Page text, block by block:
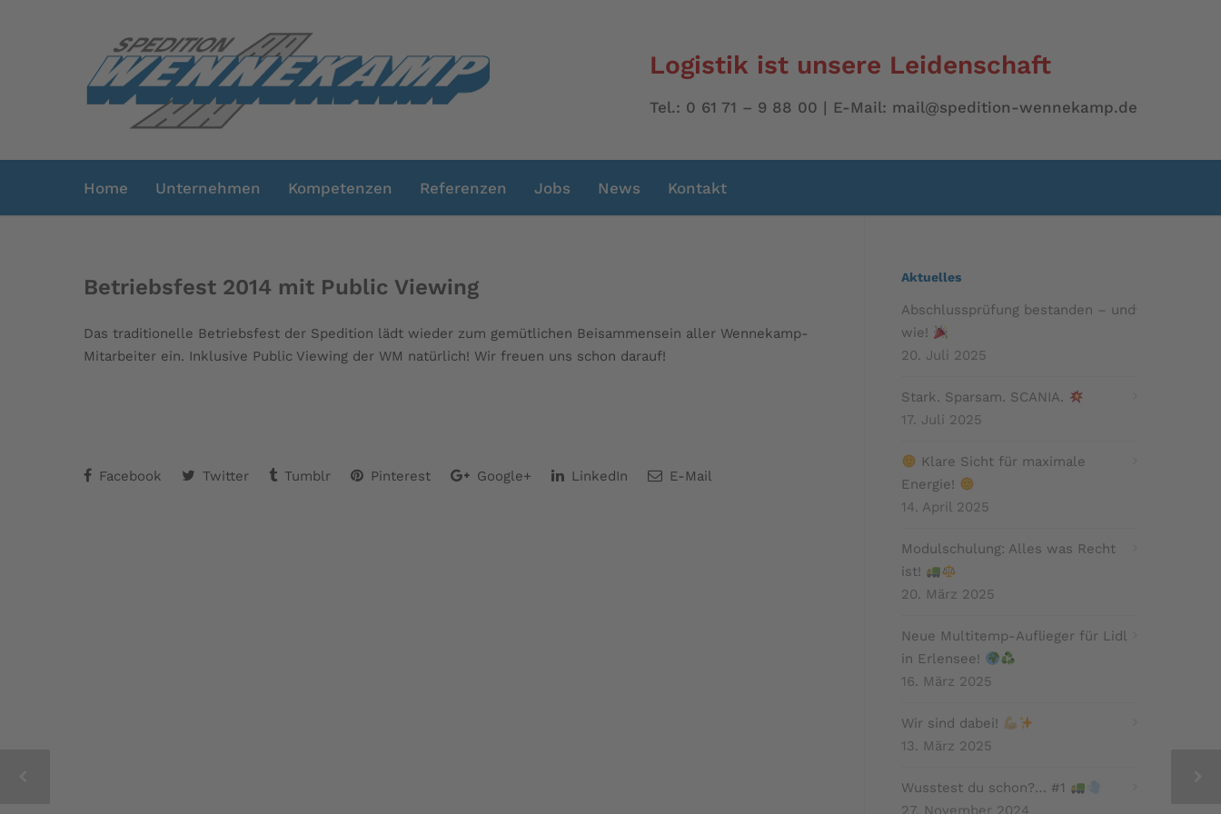
Logistik ist unsere Leidenschaft
Tel.: 0 61 71 – 9 88 00 | E-Mail: mail@spedition-wennekamp.de
Home Unternehmen Kompetenzen Referenzen Jobs News Kontakt
Betriebsfest 2014 mit Public Viewing
Das traditionelle Betriebsfest der Spedition lädt wieder zum gemütlichen Beisammensein aller Wennekamp-
Mitarbeiter ein. Inklusive Public Viewing der WM natürlich! Wir freuen uns schon darauf!
Facebook Twitter Tumblr Pinterest Google+ LinkedIn E-Mail
Aktuelles
Abschlussprüfung bestanden – und
wie!
20. Juli 2025
Stark. Sparsam. SCANIA.
17. Juli 2025
Klare Sicht für maximale
Energie!
14. April 2025
Modulschulung: Alles was Recht
ist!
20. März 2025
Neue Multitemp-Auflieger für Lidl
in Erlensee!
16. März 2025
Wir sind dabei!
13. März 2025
Wusstest du schon?… #1
27. November 2024